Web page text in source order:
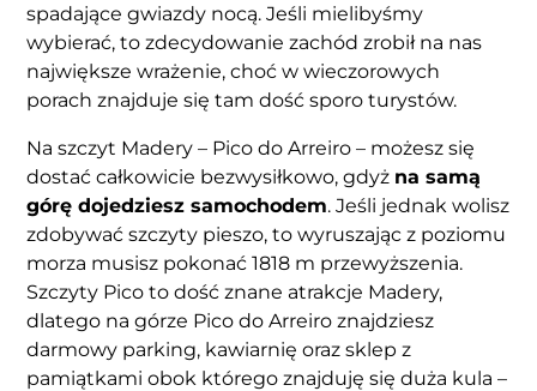
spadające gwiazdy nocą. Jeśli mielibyśmy
wybierać, to zdecydowanie zachód zrobił na nas
największe wrażenie, choć w wieczorowych
porach znajduje się tam dość sporo turystów.
Na szczyt Madery – Pico do Arreiro – możesz się
dostać całkowicie bezwysiłkowo, gdyż na samą
górę dojedziesz samochodem. Jeśli jednak wolisz
zdobywać szczyty pieszo, to wyruszając z poziomu
morza musisz pokonać 1818 m przewyższenia.
Szczyty Pico to dość znane atrakcje Madery,
dlatego na górze Pico do Arreiro znajdziesz
darmowy parking, kawiarnię oraz sklep z
pamiątkami obok którego znajduję się duża kula –